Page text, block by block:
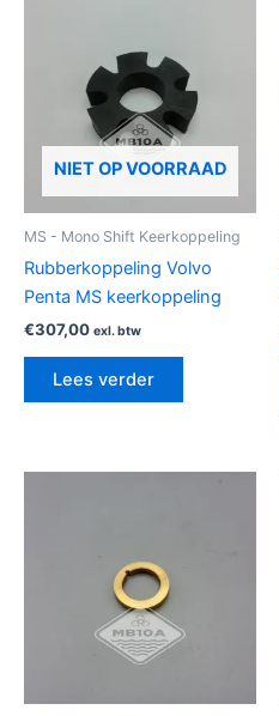
NIET OP VOORRAAD
MS - Mono Shift Keerkoppeling
Rubberkoppeling Volvo
Penta MS keerkoppeling
€307,00 exl. btw
Lees verder